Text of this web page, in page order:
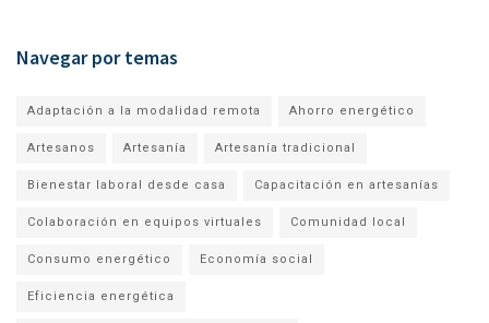
Navegar por temas
Adaptación a la modalidad remota Ahorro energético
Artesanos Artesanía Artesanía tradicional
Bienestar laboral desde casa Capacitación en artesanías
Colaboración en equipos virtuales Comunidad local
Consumo energético Economía social
Eficiencia energética